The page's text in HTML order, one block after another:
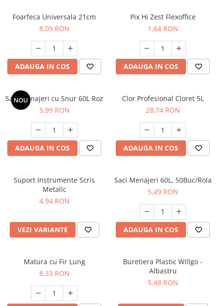
Foarfeca Universala 21cm
8,09 RON
ADAUGA IN COS
Pix Hi Zest Flexoffice
1,64 RON
ADAUGA IN COS
NOU
Saci Menajeri cu Snur 60L Roz
5,99 RON
ADAUGA IN COS
Clor Profesional Cloret 5L
28,74 RON
ADAUGA IN COS
Suport Instrumente Scris
Metalic
4,94 RON
VEZI VARIANTE
Saci Menajeri 60L, 50Buc/Rola
5,49 RON
ADAUGA IN COS
Matura cu Fir Lung
8,33 RON
Buretiera Plastic Willgo -
Albastru
5,48 RON